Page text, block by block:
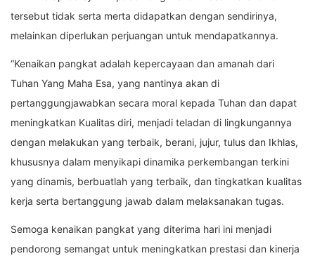
tersebut tidak serta merta didapatkan dengan sendirinya,
melainkan diperlukan perjuangan untuk mendapatkannya.
“Kenaikan pangkat adalah kepercayaan dan amanah dari
Tuhan Yang Maha Esa, yang nantinya akan di
pertanggungjawabkan secara moral kepada Tuhan dan dapat
meningkatkan Kualitas diri, menjadi teladan di lingkungannya
dengan melakukan yang terbaik, berani, jujur, tulus dan Ikhlas,
khususnya dalam menyikapi dinamika perkembangan terkini
yang dinamis, berbuatlah yang terbaik, dan tingkatkan kualitas
kerja serta bertanggung jawab dalam melaksanakan tugas.
Semoga kenaikan pangkat yang diterima hari ini menjadi
pendorong semangat untuk meningkatkan prestasi dan kinerja